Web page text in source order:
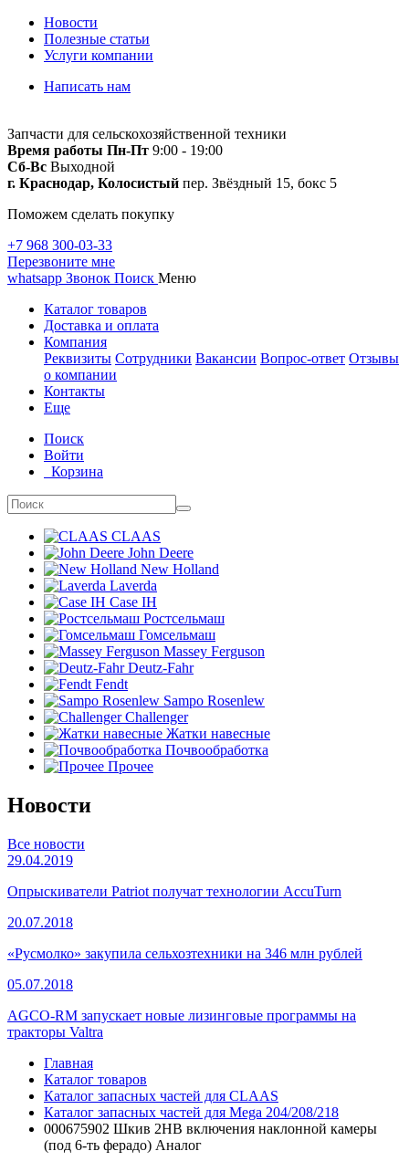
Новости
Полезные статьи
Услуги компании
Написать нам
Запчасти для сельскохозяйственной техники
Время работы Пн-Пт 9:00 - 19:00
Сб-Вс Выходной
г. Краснодар, Колосистый пер. Звёздный 15, бокс 5
Поможем сделать покупку
+7 968 300-03-33
Перезвоните мне
whatsapp Звонок Поиск Меню
Каталог товаров
Доставка и оплата
Компания
Реквизиты Сотрудники Вакансии Вопрос-ответ Отзывы
о компании
Контакты
Еще
Поиск
Войти
Корзина
CLAAS
John Deere
New Holland
Laverda
Case IH
Ростсельмаш
Гомсельмаш
Massey Ferguson
Deutz-Fahr
Fendt
Sampo Rosenlew
Challenger
Жатки навесные
Почвообработка
Прочее
Новости
Все новости
29.04.2019
Опрыскиватели Patriot получат технологии AccuTurn
20.07.2018
«Русмолко» закупила сельхозтехники на 346 млн рублей
05.07.2018
AGCO-RM запускает новые лизинговые программы на
тракторы Valtra
Главная
Каталог товаров
Каталог запасных частей для CLAAS
Каталог запасных частей для Mega 204/208/218
000675902 Шкив 2НВ включения наклонной камеры
(под 6-ть ферадо) Аналог